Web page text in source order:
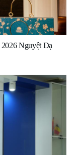
Nguyệt Dạ